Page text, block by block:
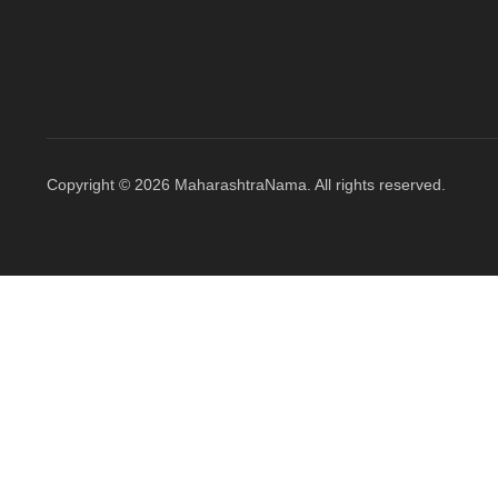
Copyright © 2026 MaharashtraNama. All rights reserved.